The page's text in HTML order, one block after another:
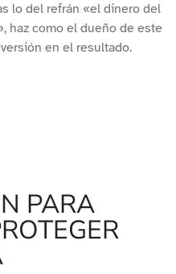
lo del refrán «el dinero del
haz como el dueño de este
en el resultado.
PARA